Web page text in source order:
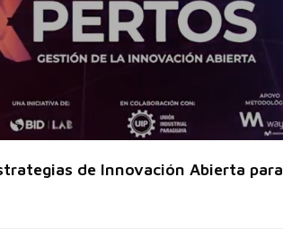
de Innovación Abierta para